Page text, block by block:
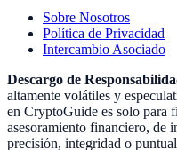
Sobre Nosotros
Política de Privacidad
Intercambio Asociado
Descargo de
altamente volátiles y
en CryptoGuide es solo para
asesoramiento financiero, de
precisión, integridad o